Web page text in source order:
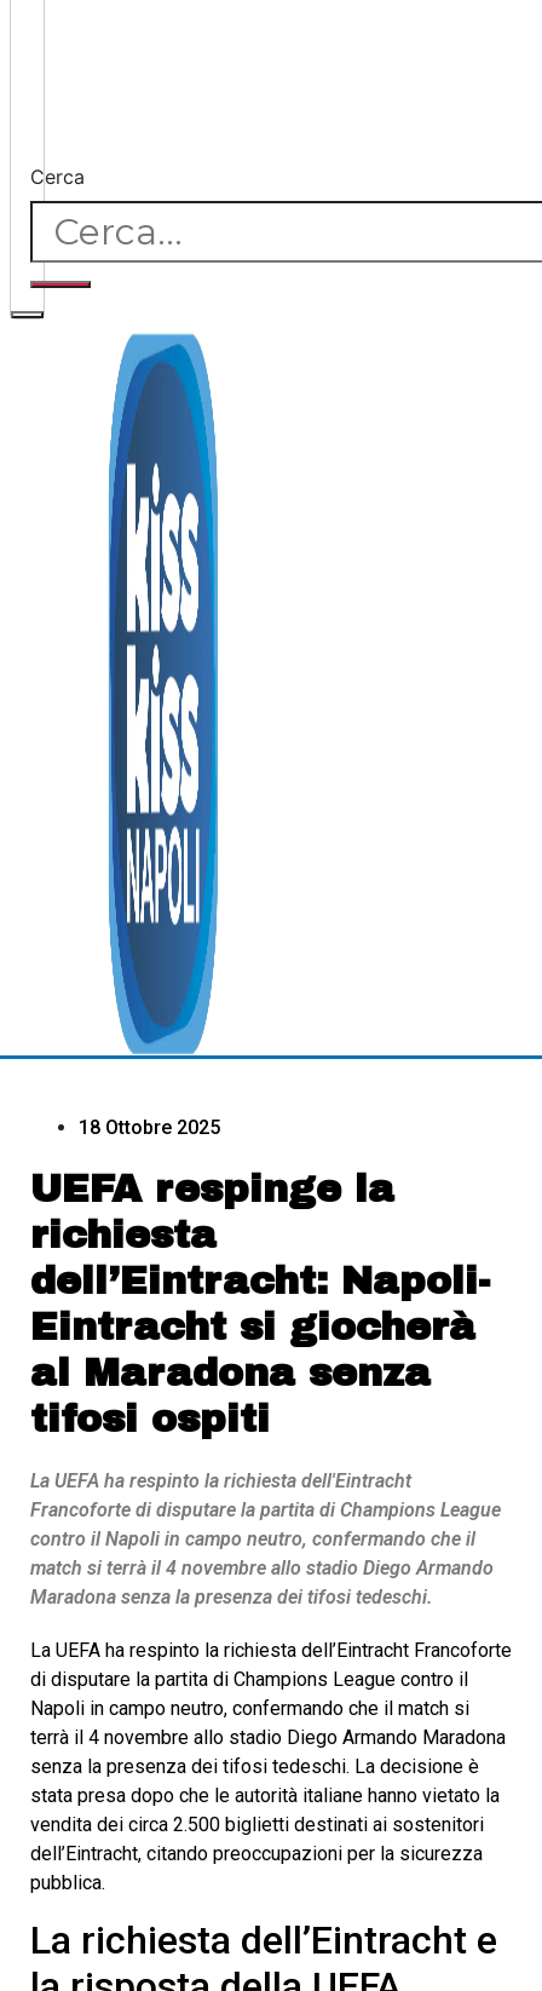
Cerca
18 Ottobre 2025
UEFA respinge la
richiesta
dell’Eintracht: Napoli-
Eintracht si giocherà
al Maradona senza
tifosi ospiti
La UEFA ha respinto la richiesta dell'Eintracht
Francoforte di disputare la partita di Champions League
contro il Napoli in campo neutro, confermando che il
match si terrà il 4 novembre allo stadio Diego Armando
Maradona senza la presenza dei tifosi tedeschi.
La UEFA ha respinto la richiesta dell’Eintracht Francoforte
di disputare la partita di Champions League contro il
Napoli in campo neutro, confermando che il match si
terrà il 4 novembre allo stadio Diego Armando Maradona
senza la presenza dei tifosi tedeschi. La decisione è
stata presa dopo che le autorità italiane hanno vietato la
vendita dei circa 2.500 biglietti destinati ai sostenitori
dell’Eintracht, citando preoccupazioni per la sicurezza
pubblica.
La richiesta dell’Eintracht e